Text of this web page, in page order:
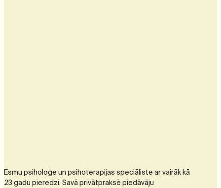
Esmu psiholoģe un psihoterapijas speciāliste ar vairāk kā
23 gadu pieredzi. Savā privātpraksē piedāvāju